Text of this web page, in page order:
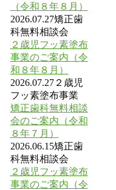
（令和８年８月）
2026.07.27矯正歯
科無料相談会
２歳児フッ素塗布
事業のご案内（令
和８年８月）
2026.07.27２歳児
フッ素塗布事業
矯正歯科無料相談
会のご案内（令和
８年７月）
2026.06.15矯正歯
科無料相談会
２歳児フッ素塗布
事業のご案内（令